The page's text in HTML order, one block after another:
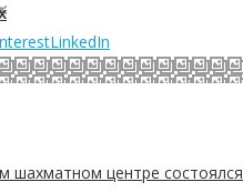
LinkedIn
шахматном центре